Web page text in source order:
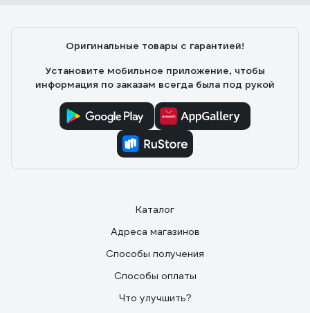
Оригинальные товары с гарантией!
Установите мобильное приложение, чтобы
информация по заказам всегда была под рукой
Каталог
Адреса магазинов
Способы получения
Способы оплаты
Что улучшить?